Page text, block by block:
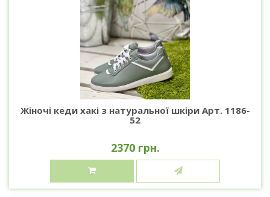
Жіночі кеди хакі з натуральної шкіри Арт. 1186-
52
2370 грн.